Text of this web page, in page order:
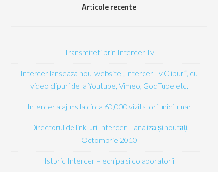
Articole recente
Transmiteti prin Intercer Tv
Intercer lanseaza noul website „Intercer Tv Clipuri”, cu
video clipuri de la Youtube, Vimeo, GodTube etc.
Intercer a ajuns la circa 60,000 vizitatori unici lunar
Directorul de link-uri Intercer – analiză și noutăți,
Octombrie 2010
Istoric Intercer – echipa si colaboratorii